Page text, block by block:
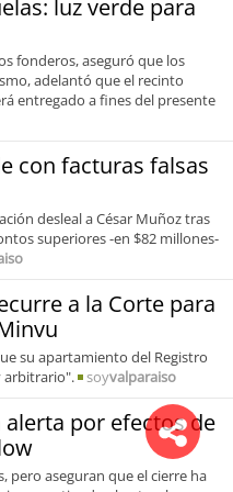
luz verde para
fonderos, aseguró que los
adelantó que el recinto
entregado a fines del presente
con facturas falsas
desleal a César Muñoz tras
superiores -en $82 millones-
a la Corte para
su apartamiento del Registro
arbitrario".
soyvalparaiso
por efectos de
pero aseguran que el cierre ha